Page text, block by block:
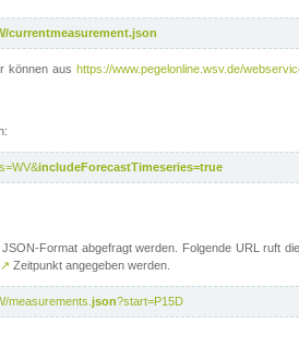
currentmeasurement.json
können aushttps://www.pegelonline.wsv.de/
includeForecastTimeseries=true
Format abgefragt werden. Folgende URL ruft
↗ Zeitpunkt angegeben werden.
measurements. json?start=P15D